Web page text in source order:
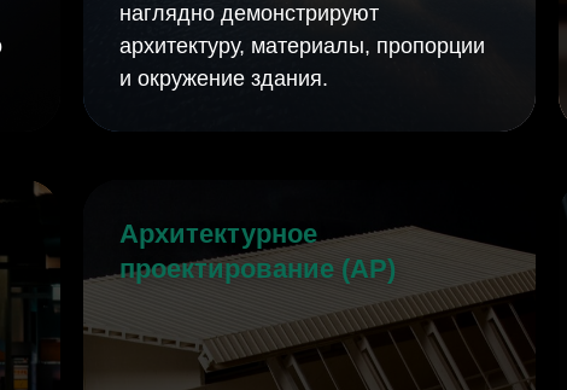
наглядно демонстрируют
архитектуру, материалы, пропорции
и окружение здания.
Архитектурное
проектирование (АР)